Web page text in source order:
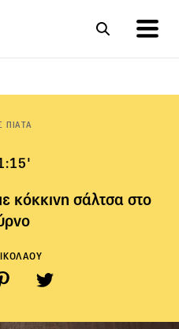
ΠΙΑΤΑ
κόκκινη σάλτσα στο